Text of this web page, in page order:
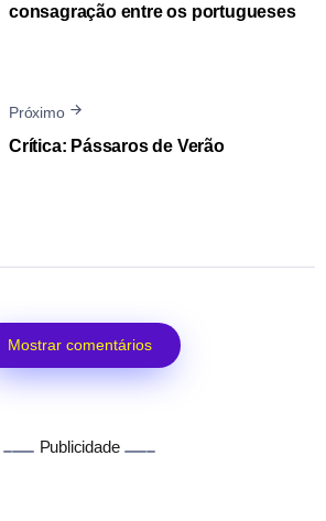
consagração entre os portugueses
Próximo
Crítica: Pássaros de Verão
Mostrar comentários
Publicidade